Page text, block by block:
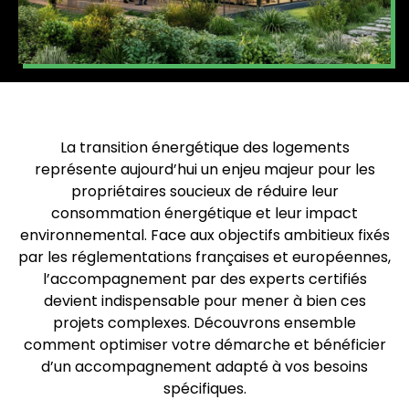
La transition énergétique des logements
représente aujourd’hui un enjeu majeur pour les
propriétaires soucieux de réduire leur
consommation énergétique et leur impact
environnemental. Face aux objectifs ambitieux fixés
par les réglementations françaises et européennes,
l’accompagnement par des experts certifiés
devient indispensable pour mener à bien ces
projets complexes. Découvrons ensemble
comment optimiser votre démarche et bénéficier
d’un accompagnement adapté à vos besoins
spécifiques.